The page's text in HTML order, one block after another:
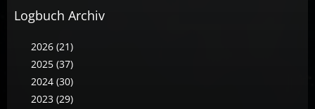
Logbuch Archiv
2026 (21)
2025 (37)
2024 (30)
2023 (29)